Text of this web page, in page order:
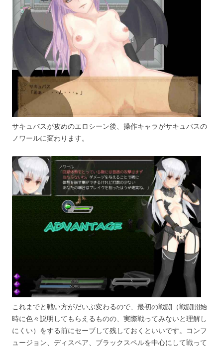
サキュバスが攻めのエロシーン後、操作キャラがサキュバスの
ノワールに変わります。
これまでと戦い方がだいぶ変わるので、最初の戦闘（戦闘開始
時に色々説明してもらえるものの、実際戦ってみないと理解し
にくい）をする前にセーブして残しておくといいです。コンフ
ュージョン、ディスペア、ブラックスペルを中心にして戦って